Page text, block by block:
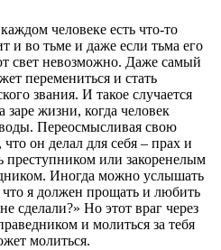
каждом человеке есть что-то
и во тьме и даже если тьма его
свет невозможно. Даже самый
перемениться и стать
звания. И такое случается
заре жизни, когда человек
Переосмысливая свою
он делал для себя – прах и
преступником или закоренелым
Иногда можно услышать
что я должен прощать и любить
сделали?» Но этот враг через
и молиться за тебя
молиться.